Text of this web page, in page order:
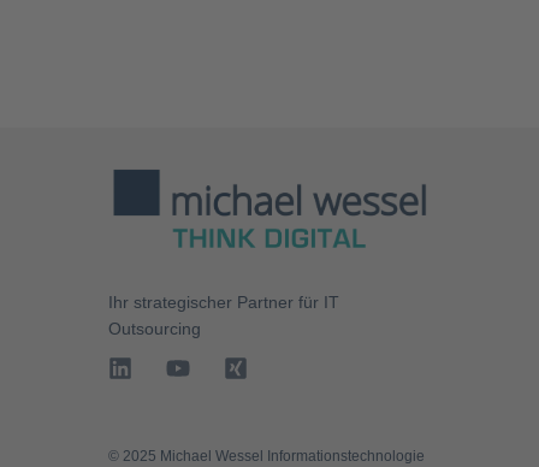
Ihr strategischer Partner für IT
Outsourcing
©️ 2025 Michael Wessel Informationstechnologie